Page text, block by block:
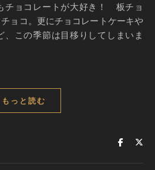
チョコレートが大好き！ 板チョ
ョコ。更にチョコレートケーキや
、この季節は目移りしてしまいま
もっと読む